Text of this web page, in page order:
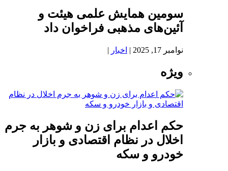
سومین همایش علمی هیئت و
آئین‌های مذهبی فراخوان داد
نوامبر 17, 2025 | اخبار |
ویژه
حکم اعدام برای زن و شوهر به جرم
اخلال در نظام اقتصادی و بازار
خودرو و سکه